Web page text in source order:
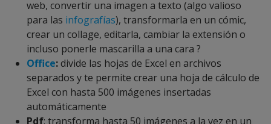
web, convertir una imagen a texto (algo valioso
para las infografías), transformarla en un cómic,
crear un collage, editarla, cambiar la extensión o
incluso ponerle mascarilla a una cara ?
Office:divide las hojas de Excel en archivos
separados y te permite crear una hoja de cálculo de
Excel con hasta 500 imágenes insertadas
automáticamente
Pdf: transforma hasta 50 imágenes a la vez en un